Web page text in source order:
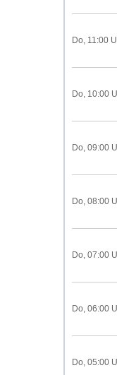
Do, 11:00
Do, 10:00
Do, 09:00
Do, 08:00
Do, 07:00
Do, 06:00
Do, 05:00